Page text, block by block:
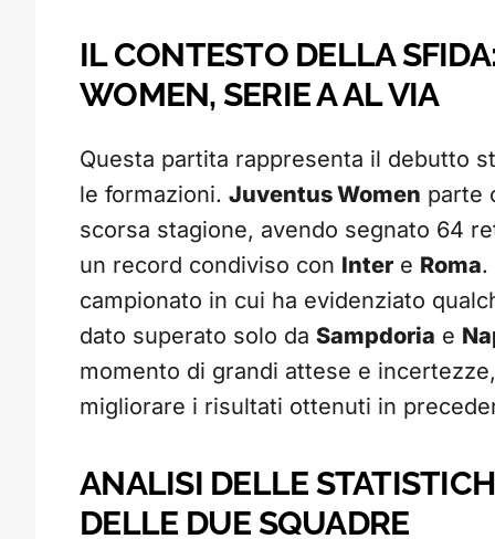
IL CONTESTO DELLA
WOMEN, SERIE A AL VIA
Questa partita rappresenta il debutto
le formazioni. Juventus Women parte
scorsa stagione, avendo segnato 64
un record condiviso con Inter e Roma.
campionato in cui ha evidenziato
dato superato solo da Sampdoria e
momento di grandi attese e
migliorare i risultati ottenuti in
ANALISI DELLE
DELLE DUE SQUADRE